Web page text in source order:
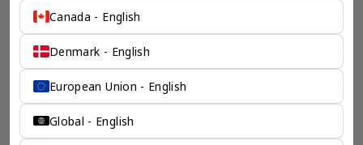
了解香港伦敦奕资咨询有限公司 >
Canada - English
Denmark - English
European Union - English
Global - English